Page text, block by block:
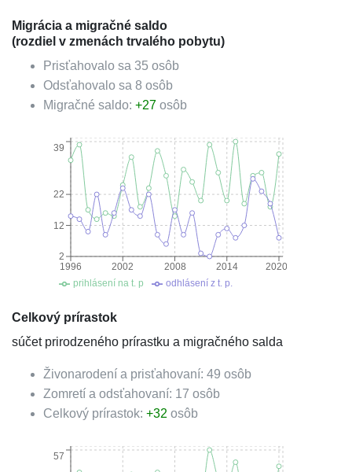
Migrácia a migračné saldo
(rozdiel v zmenách trvalého pobytu)
Prisťahovalo sa 35 osôb
Odsťahovalo sa 8 osôb
Migračné saldo: +27 osôb
1996 2002 2008 2014 2020
2
12
22
39
prihlásení na t. p odhlásení z t. p.
Celkový prírastok
súčet prirodzeného prírastku a migračného salda
Živonarodení a prisťahovaní: 49 osôb
Zomretí a odsťahovaní: 17 osôb
Celkový prírastok: +32 osôb
57